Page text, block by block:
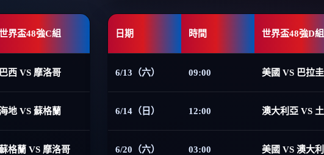
界盃48強C組
巴西 VS 摩洛哥
地 VS 蘇格蘭
格蘭 VS 摩洛哥
日期 時間 世界盃48強D組
6/13（六） 09:00 美國 VS 巴拉圭
6/14（日） 12:00 澳大利亞 VS
6/20（六） 03:00 美國 VS 澳大